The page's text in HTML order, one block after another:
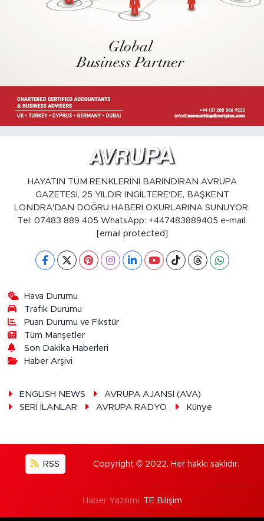
HAYATIN TÜM RENKLERİNİ BARINDIRAN AVRUPA
GAZETESİ, 25 YILDIR İNGİLTERE'DE, BAŞKENT
LONDRA'DAN DOĞRU HABERİ OKURLARINA SUNUYOR.
Tel: 07483 889 405 WhatsApp: +447483889405 e-mail:
[email protected]
Hava Durumu
Trafik Durumu
Puan Durumu ve Fikstür
Tüm Manşetler
Son Dakika Haberleri
Haber Arşivi
ENGLISH NEWS
AVRUPA AJANSI (AVA)
SERİ İLANLAR
AVRUPA RADYO Künye
RSS Copyright © 2022. Her hakkı saklıdır.
Haber Yazılımı: TE Bilişim